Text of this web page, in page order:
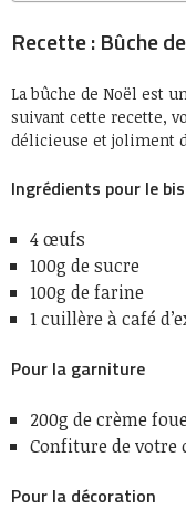
Recette : Bûche
La bûche de Noël est
suivant cette recette,
délicieuse et joliment
Ingrédients pour le
4 œufs
100g de sucre
100g de farine
1 cuillère à café
Pour la garniture
200g de crème
Confiture de votre
Pour la décoration